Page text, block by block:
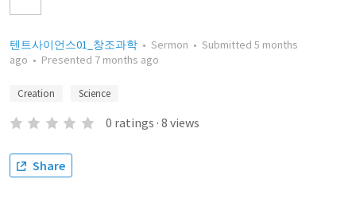
텐트사이언스01_창조과학 • Sermon • Submitted 5 months
ago • Presented 7 months ago
Creation Science
0 ratings · 8 views
Share